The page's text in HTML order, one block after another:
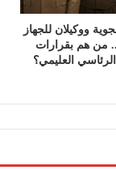
ووكيلان للجهاز
من هم بقرارات
العليمي؟